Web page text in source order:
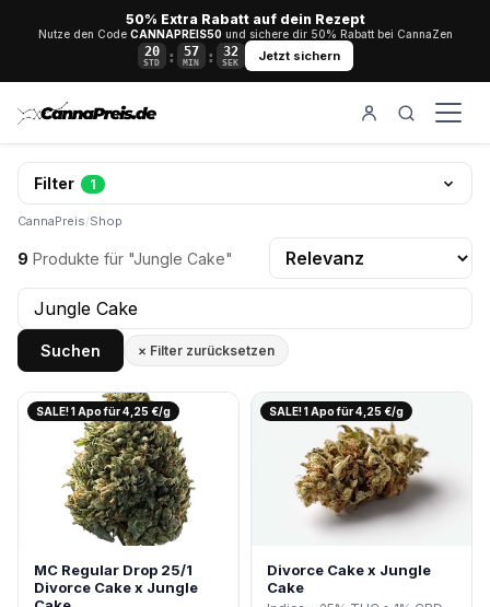
50% Extra Rabatt auf dein Rezept
Nutze den Code CANNAPREIS50und sichere dir 50% Rabatt bei CannaZen
20
STD : 57
MIN : 32
SEK Jetzt sichern
Filter 1
CannaPreis/Shop
9 Produkte für "Jungle Cake"
Suchen × Filter zurücksetzen
SALE! 1 Apo für 4,25 €/g
MC Regular Drop 25/1
Divorce Cake x Jungle
SALE! 1 Apo für 4,25 €/g
Divorce Cake x Jungle
Cake